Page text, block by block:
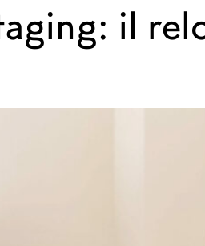
il